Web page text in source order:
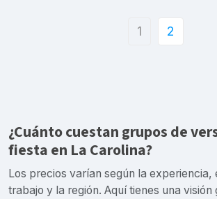
1 2
¿Cuánto cuestan grupos de
fiesta en La Carolina?
Los precios varían según la experiencia,
trabajo y la región. Aquí tienes una visión